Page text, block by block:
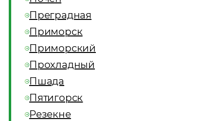
Преградная
Приморск
Приморский
Прохладный
Пшада
Пятигорск
Резекне